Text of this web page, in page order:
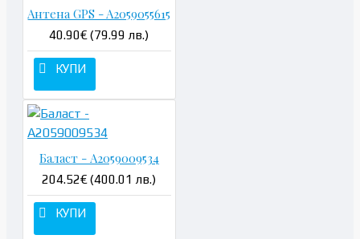
Антена GPS - A2059055615
40.90€ (79.99 лв.)
КУПИ
Баласт - A2059009534
204.52€ (400.01 лв.)
КУПИ